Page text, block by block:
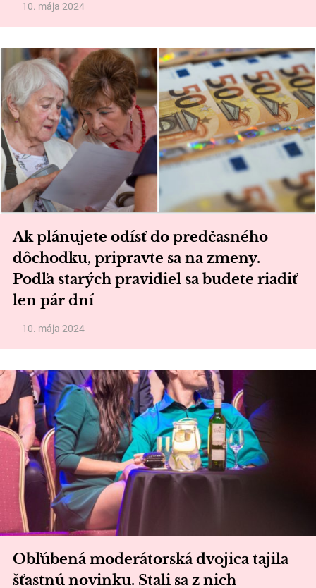
10. mája 2024
Ak plánujete odísť do predčasného
dôchodku, pripravte sa na zmeny.
Podľa starých pravidiel sa budete riadiť
len pár dní
10. mája 2024
Obľúbená moderátorská dvojica tajila
šťastnú novinku. Stali sa z nich